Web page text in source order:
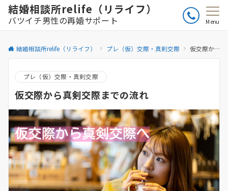
結婚相談所relife（リライフ）
バツイチ男性の再婚サポート Menu
結婚相談所relife（リライフ） プレ（仮）交際・真剣交際 仮交際から真剣交際までの流れ
プレ（仮）交際・真剣交際
仮交際から真剣交際までの流れ